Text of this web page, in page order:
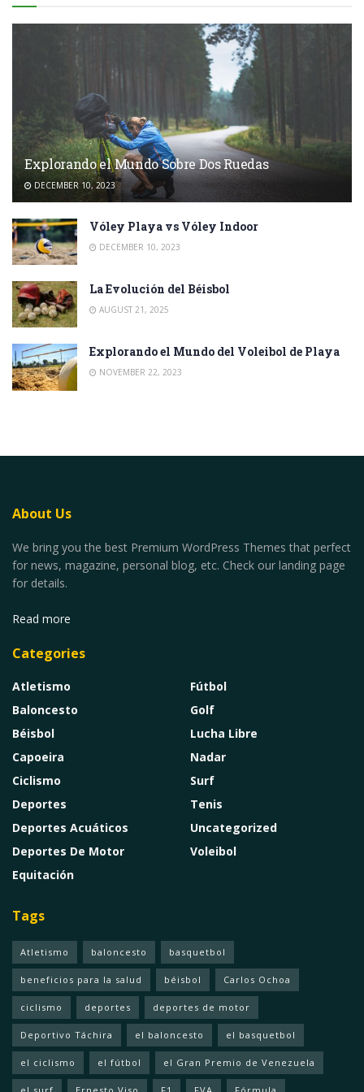
Explorando el Mundo Sobre Dos Ruedas
DECEMBER 10, 2023
Vóley Playa vs Vóley Indoor
DECEMBER 10, 2023
La Evolución del Béisbol
AUGUST 21, 2025
Explorando el Mundo del Voleibol de Playa
NOVEMBER 22, 2023
About Us
We bring you the best Premium WordPress Themes that perfect
for news, magazine, personal blog, etc. Check our landing page
for details.
Read more
Categories
Atletismo
Baloncesto
Béisbol
Capoeira
Ciclismo
Deportes
Deportes Acuáticos
Deportes De Motor
Equitación
Fútbol
Golf
Lucha Libre
Nadar
Surf
Tenis
Uncategorized
Voleibol
Tags
Atletismo baloncesto basquetbol
beneficios para la salud béisbol Carlos Ochoa
ciclismo deportes deportes de motor
Deportivo Táchira el baloncesto el basquetbol
el ciclismo el fútbol el Gran Premio de Venezuela